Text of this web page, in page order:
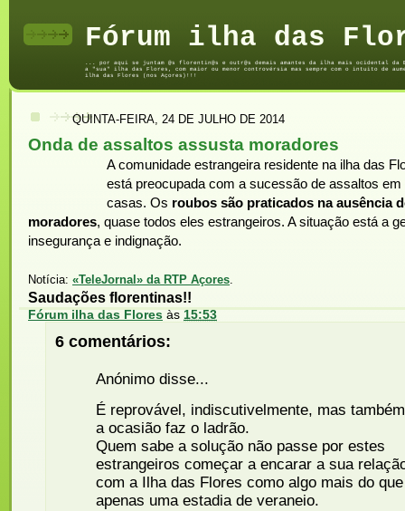
Fórum ilha das
... por aqui se juntam @s florentin@s e outr@s demais amantes da ilha mais ocidental
a "sua" ilha das Flores, com maior ou menor controvérsia mas sempre com o intuito de
ilha das Flores (nos Açores)!!!
QUINTA-FEIRA, 24 DE JULHO DE 2014
Onda de assaltos assusta moradores
A comunidade estrangeira residente na ilha das
está preocupada com a sucessão de assaltos em
casas. Os roubos são praticados na ausência
moradores, quase todos eles estrangeiros. A situação está a
insegurança e indignação.
Notícia: «TeleJornal» da RTP Açores.
Saudações florentinas!!
Fórum ilha das Flores às15:53
6 comentários:
Anónimo disse...
É reprovável, indiscutivelmente, mas também
a ocasião faz o ladrão.
Quem sabe a solução não passe por estes
estrangeiros começar a encarar a sua
com a Ilha das Flores como algo mais do que
apenas uma estadia de veraneio.